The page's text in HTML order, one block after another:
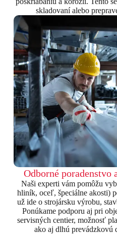
skladovaní alebo
Odborné poradenstvo
Naši experti vám pomôžu
hliník, oceľ, špeciálne akosti)
už ide o strojársku výrobu,
Ponúkame podporu aj pri
servisných centier, možnosť
ako aj dlhú prevádzkovú